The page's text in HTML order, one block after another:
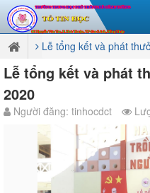
Lễ tổng kết và phát
Lễ tổng kết và phát
2020
Người đăng: tinhocdct